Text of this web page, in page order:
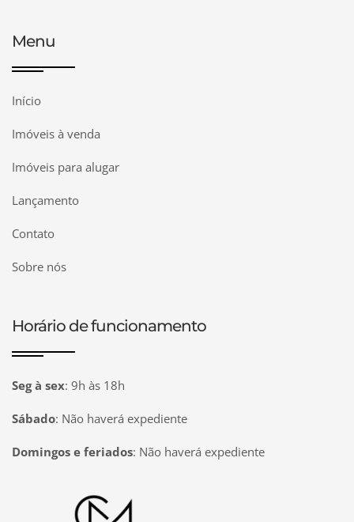
Menu
Início
Imóveis à venda
Imóveis para alugar
Lançamento
Contato
Sobre nós
Horário de funcionamento
Seg à sex: 9h às 18h
Sábado: Não haverá expediente
Domingos e feriados: Não haverá expediente
Página inicial